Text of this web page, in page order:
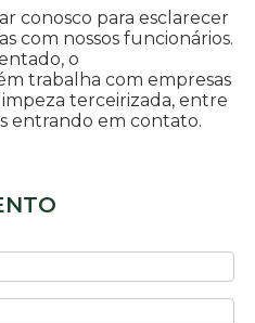
conosco para esclarecer
com nossos funcionários.
o
trabalha com empresas
terceirizada, entre
entrando em contato.